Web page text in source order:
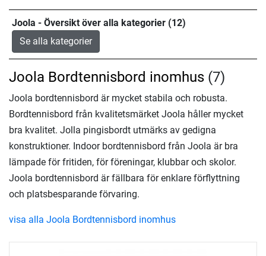
Joola - Översikt över alla kategorier (12)
Se alla kategorier
Joola Bordtennisbord inomhus (7)
Joola bordtennisbord är mycket stabila och robusta.
Bordtennisbord från kvalitetsmärket Joola håller mycket
bra kvalitet. Jolla pingisbordt utmärks av gedigna
konstruktioner. Indoor bordtennisbord från Joola är bra
lämpade för fritiden, för föreningar, klubbar och skolor.
Joola bordtennisbord är fällbara för enklare förflyttning
och platsbesparande förvaring.
visa alla Joola Bordtennisbord inomhus